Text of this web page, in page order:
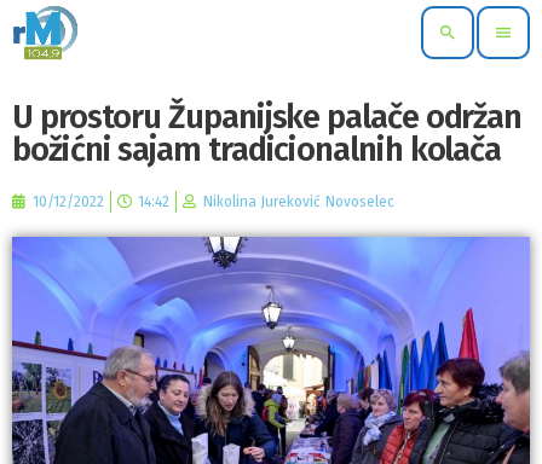
search menu
U prostoru Županijske palače održan
božićni sajam tradicionalnih kolača
10/12/2022 14:42 Nikolina Jureković Novoselec